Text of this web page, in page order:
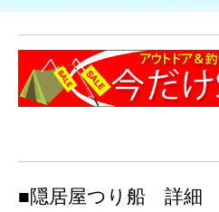
■隠居屋つり船 詳細